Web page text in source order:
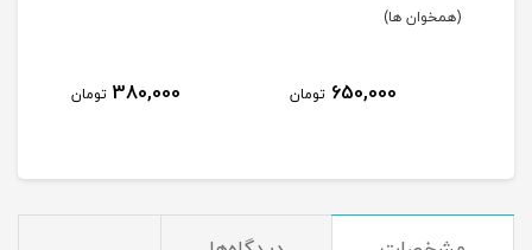
(همخوان ها)
650,000 تومان 380,000 تومان